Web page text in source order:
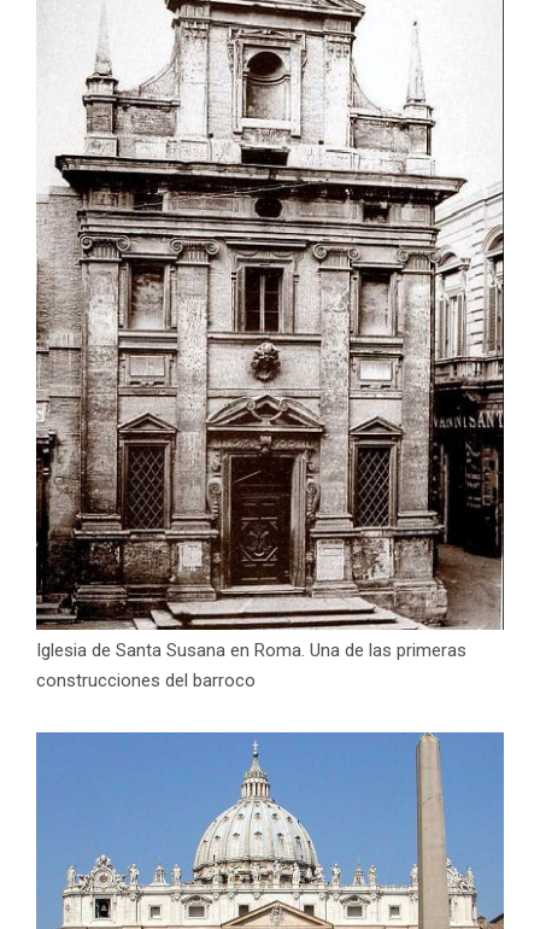
Iglesia de Santa Susana en Roma. Una de las primeras
construcciones del barroco